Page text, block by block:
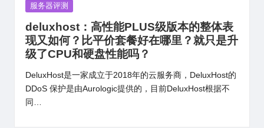
Posted
服务器评测
deluxhost：高性能PLUS级版本的整体表
现又如何？比平价套餐好在哪里？就只是升
级了CPU和硬盘性能吗？
DeluxHost是一家成立于2018年的云服务商，DeluxHost的
DDoS 保护是由Aurologic提供的，目前DeluxHost根据不
同…